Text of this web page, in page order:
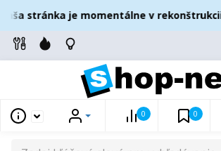
stránka je momentálne v
0 0